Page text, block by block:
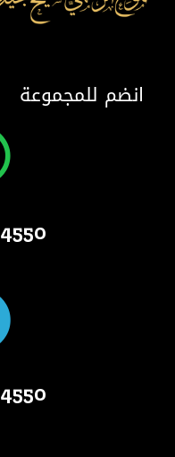
انضم للمجموعة
4550 824 514 1 +
4550 824 514 1 +